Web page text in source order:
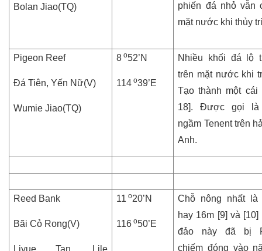
Bolan Jiao(TQ)
phiến đá nhỏ vẫn
mặt nước khi thủy
Pigeon Reef
Đá Tiên, Yến Nữ(V)
Wumie Jiao(TQ)
8 o52’N
114 o39’E
Nhiều khối đá lộ
trên mặt nước khi
Tạo thành một cái
18]. Được gọi
ngầm Tenent trên
Anh.
Reed Bank
Bãi Cỏ Rong(V)
11 o20’N
116 o50’E
Chỗ nông nhất là
hay 16m [9] và [10]
đảo này đã bị
chiếm đóng vào